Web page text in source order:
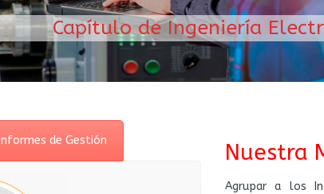
Capítulo de Ingeniería
Informes de Gestión Nuestra
Agrupar a los